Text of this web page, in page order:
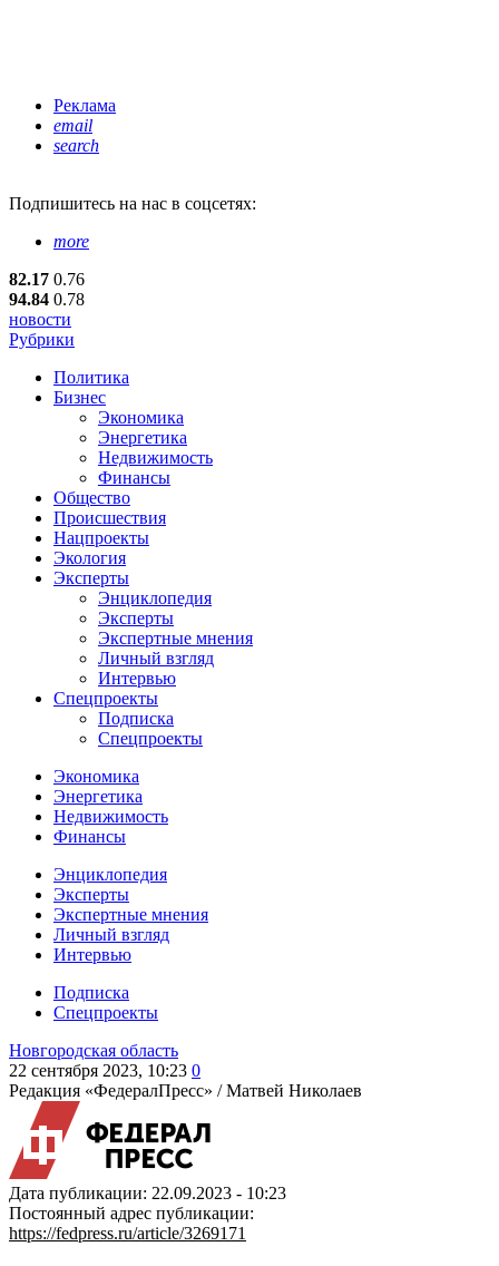
Реклама
email
search
Подпишитесь на нас в соцсетях:
more
82.17 0.76
94.84 0.78
новости
Рубрики
Политика
Бизнес
Экономика
Энергетика
Недвижимость
Финансы
Общество
Происшествия
Нацпроекты
Экология
Эксперты
Энциклопедия
Эксперты
Экспертные мнения
Личный взгляд
Интервью
Спецпроекты
Подписка
Спецпроекты
Экономика
Энергетика
Недвижимость
Финансы
Энциклопедия
Эксперты
Экспертные мнения
Личный взгляд
Интервью
Подписка
Спецпроекты
Новгородская область
22 сентября 2023, 10:23 0
Редакция «ФедералПресс» /Матвей Николаев
Дата публикации: 22.09.2023 - 10:23
Постоянный адрес публикации:
https://fedpress.ru/article/3269171